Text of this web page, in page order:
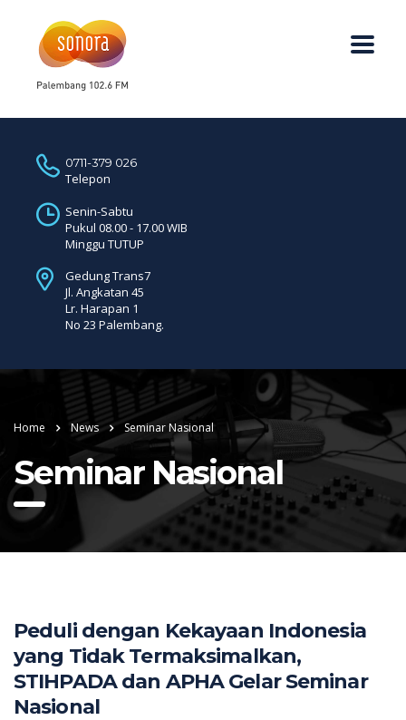
0711-379 026
Telepon
Senin-Sabtu
Pukul 08.00 - 17.00 WIB
Minggu TUTUP
Gedung Trans7
Jl. Angkatan 45
Lr. Harapan 1
No 23 Palembang.
Home News Seminar Nasional
Seminar Nasional
Peduli dengan Kekayaan Indonesia
yang Tidak Termaksimalkan,
STIHPADA dan APHA Gelar Seminar
Nasional